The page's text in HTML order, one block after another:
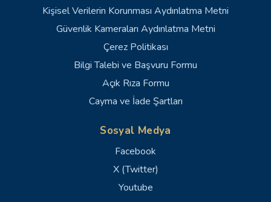
Kişisel Verilerin Korunması Aydınlatma Metni
Güvenlik Kameraları Aydınlatma Metni
Çerez Politikası
Bilgi Talebi ve Başvuru Formu
Açık Rıza Formu
Cayma ve İade Şartları
Sosyal Medya
Facebook
X (Twitter)
Youtube